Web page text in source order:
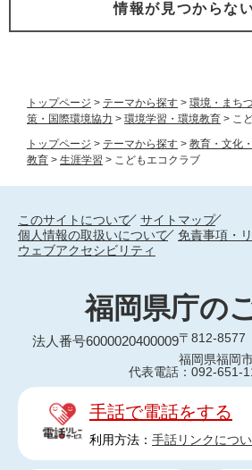
トップページ > テーマから探す > 環境・まち
策・国際環境協力 > 環境学習・環境教育 > こ
トップページ > テーマから探す > 教育・文化
教育 > 生涯学習 > こどもエコクラブ
情報が見つからな
このサイトについて
サイトマップ
個人情報の取扱いについて
免責事項・
ウェブアクセシビリティ
福岡県庁の
法人番号6000020400009〒812-8577
福岡県福岡
代表電話：092-651-
手話で電話をする
利用方法： 手話リンクにつ